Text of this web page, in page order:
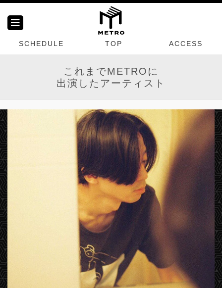
SCHEDULE TOP ACCESS
これまでMETROに
出演したアーティスト